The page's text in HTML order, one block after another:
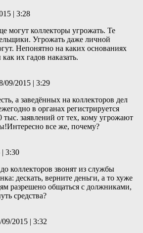
| 3:28
могут коллекторы угрожать. Те
Угрожать даже личной
Непонятно на каких основаниях
как их гадов наказать.
09/2015 | 3:29
а заведённых на коллекторов дел
в органах регистрируется
тыс. заявлений от тех, кому угрожают
все же, почему?
| 3:30
коллекторов звонят из службы
дескать, верните деньги, а то хуже
разрешено общаться с должниками,
средства?
09/2015 | 3:32